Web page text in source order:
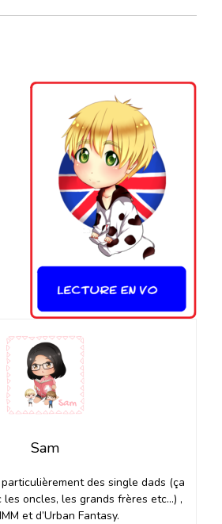
Sam
des single dads (ça
les oncles, les grands frères etc…) ,
et d’Urban Fantasy.